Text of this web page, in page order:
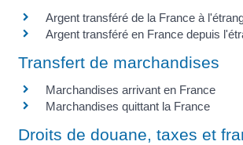
Argent transféré de la France à
Argent transféré en France depuis
Transfert de marchandises
Marchandises arrivant en France
Marchandises quittant la France
Droits de douane, taxes et